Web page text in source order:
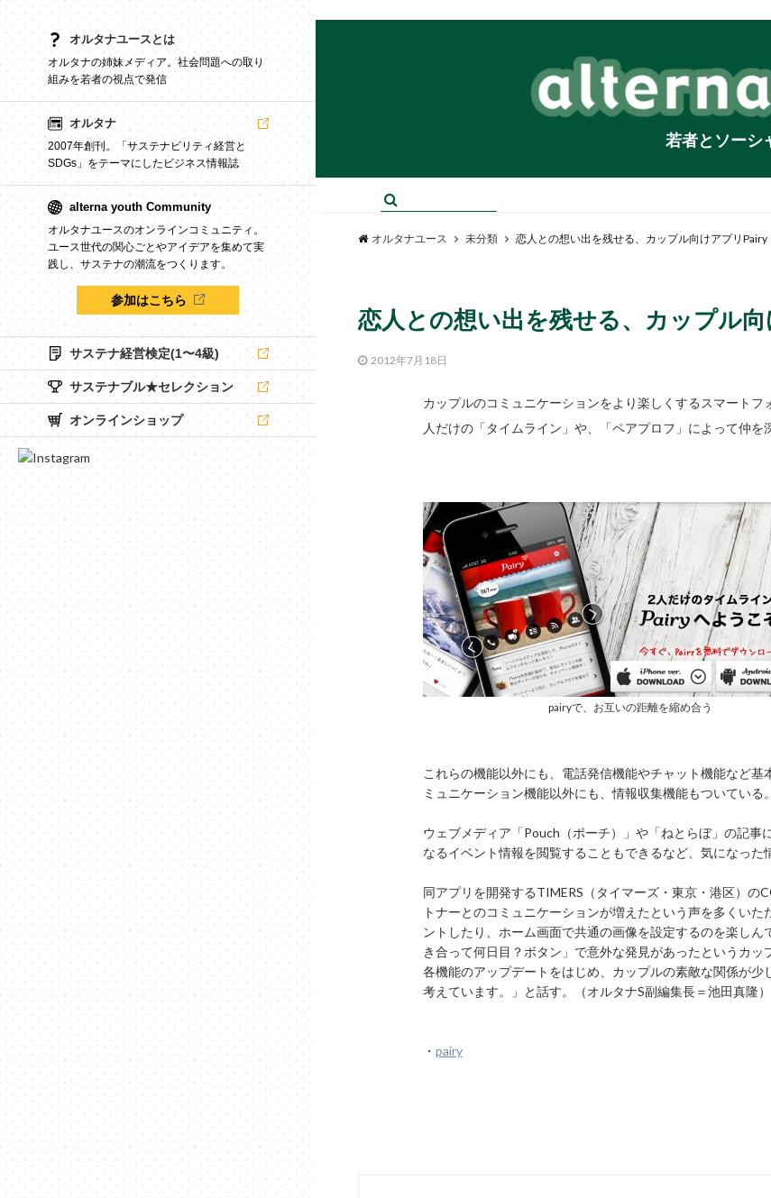
オルタナユースとは
オルタナの姉妹メディア。社会問題への取り
組みを若者の視点で発信
オルタナ
2007年創刊。「サステナビリティ経営と
SDGs」をテーマにしたビジネス情報誌
alterna youth Community
オルタナユースのオンラインコミュニティ。
ユース世代の関心ごとやアイデアを集めて実
践し、サステナの潮流をつくります。
参加はこちら
サステナ経営検定(1〜4級)
サステナブル★セレクション
オンラインショップ
若者とソーシ
オルタナユース 未分類 恋人との想い出を残せる、カップル向けアプリPairy
恋人との想い出を残せる、カップル
2012年7月18日
カップルのコミュニケーションをより楽しくするスマート
人だけの「タイムライン」や、「ペアプロフ」によって仲を
pairyで、お互いの距離を縮め合う
これらの機能以外にも、電話発信機能やチャット機能など
ミュニケーション機能以外にも、情報収集機能もついている。
ウェブメディア「Pouch（ポーチ）」や「ねとらぼ」の記
なるイベント情報を閲覧することもできるなど、気になった
同アプリを開発するTIMERS（タイマーズ・東京・港区）
トナーとのコミュニケーションが増えたという声を多くい
ントしたり、ホーム画面で共通の画像を設定するのを楽し
き合って何日目？ボタン」で意外な発見があったというカ
各機能のアップデートをはじめ、カップルの素敵な関係が
考えています。」と話す。（オルタナS副編集長＝池田真隆）
・ pairy